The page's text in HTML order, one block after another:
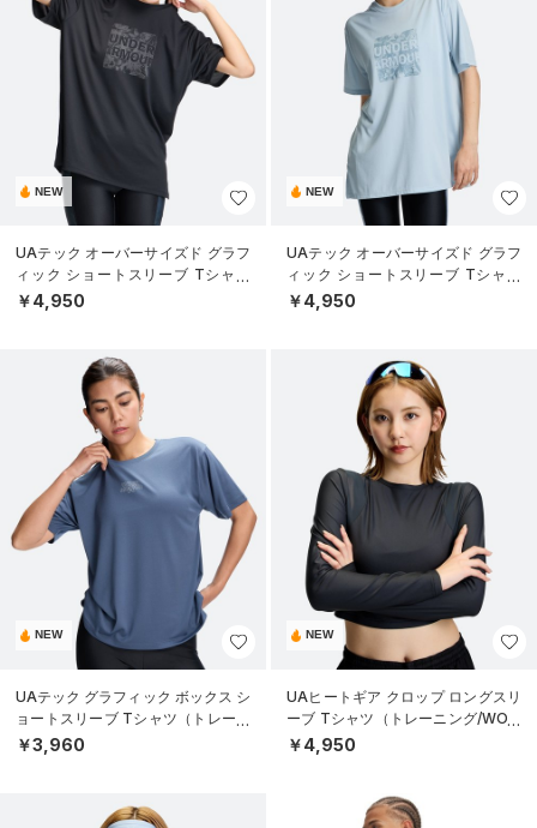
NEW
UAテック オーバーサイズド グラフ
ィック ショートスリーブ Tシャツ
（トレーニング/WOMEN）
￥4,950
NEW
UAテック オーバーサイズド グラフ
ィック ショートスリーブ Tシャツ
（トレーニング/WOMEN）
￥4,950
NEW
UAテック グラフィック ボックス シ
ョートスリーブ Tシャツ（トレーニ
ング/WOMEN）
￥3,960
NEW
UAヒートギア クロップ ロングスリ
ーブ Tシャツ（トレーニング/WOM
EN）
￥4,950